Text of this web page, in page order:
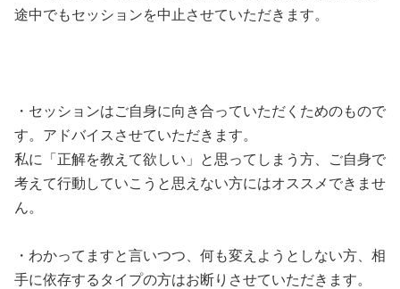
途中でもセッションを中止させていただきます。
・セッションはご自身に向き合っていただくためのもので
す。アドバイスさせていただきます。
私に「正解を教えて欲しい」と思ってしまう方、ご自身で
考えて行動していこうと思えない方にはオススメできませ
ん。
・わかってますと言いつつ、何も変えようとしない方、相
手に依存するタイプの方はお断りさせていただきます。